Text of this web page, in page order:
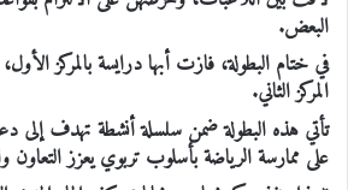
البعض.
في ختام البطولة، فازت أبها درايسة بالمركز
المركز الثاني.
تأتي هذه البطولة ضمن سلسلة أنشطة تهدف إلى
على ممارسة الرياضة بأسلوب تربوي يعزز التعاون